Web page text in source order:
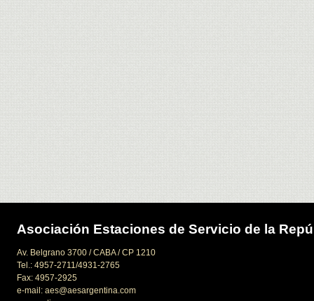
Asociación Estaciones de Servicio de la
Av. Belgrano 3700 / CABA / CP 1210
Tel.: 4957-2711/4931-2765
Fax: 4957-2925
e-mail: aes@aesargentina.com